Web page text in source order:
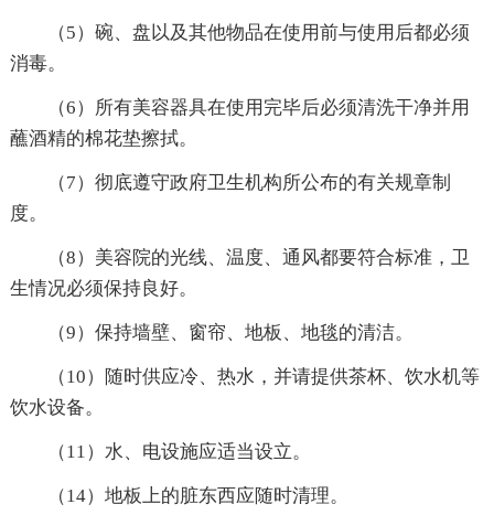
（5）碗、盘以及其他物品在使用前与使用后都必须
消毒。
（6）所有美容器具在使用完毕后必须清洗干净并用
蘸酒精的棉花垫擦拭。
（7）彻底遵守政府卫生机构所公布的有关规章制
度。
（8）美容院的光线、温度、通风都要符合标准，卫
生情况必须保持良好。
（9）保持墙壁、窗帘、地板、地毯的清洁。
（10）随时供应冷、热水，并请提供茶杯、饮水机等
饮水设备。
（11）水、电设施应适当设立。
（14）地板上的脏东西应随时清理。